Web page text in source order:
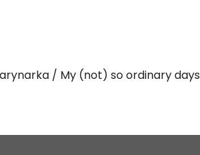
My (not) so ordinary days